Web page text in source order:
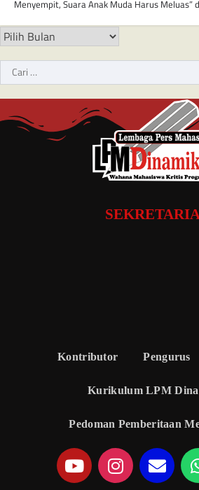
Menyempit, Suara Anak Muda Harus Meluas”
Kontributor Pengurus
Kurikulum LPM
Pedoman Pemberitaan